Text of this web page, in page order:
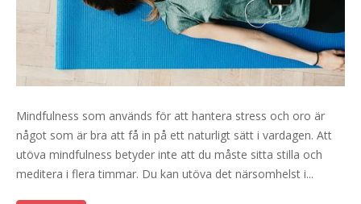
Mindfulness som används för att hantera stress och oro är
något som är bra att få in på ett naturligt sätt i vardagen. Att
utöva mindfulness betyder inte att du måste sitta stilla och
meditera i flera timmar. Du kan utöva det närsomhelst i...